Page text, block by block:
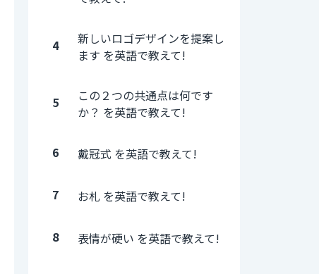
4
新しいロゴデザインを提案し
ます を英語で教えて!
5
この２つの共通点は何です
か？ を英語で教えて!
6 戴冠式 を英語で教えて!
7 お札 を英語で教えて!
8 表情が硬い を英語で教えて!